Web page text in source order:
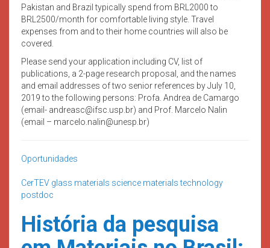
Pakistan and Brazil typically spend from BRL2000 to
BRL2500/month for comfortable living style. Travel
expenses from and to their home countries will also be
covered.
Please send your application including CV, list of
publications, a 2-page research proposal, and the names
and email addresses of two senior references by July 10,
2019 to the following persons: Profa. Andrea de Camargo
(email- andreasc@ifsc.usp.br) and Prof. Marcelo Nalin
(email – marcelo.nalin@unesp.br)
Oportunidades
CerTEV glass materials science materials technology
postdoc
História da pesquisa